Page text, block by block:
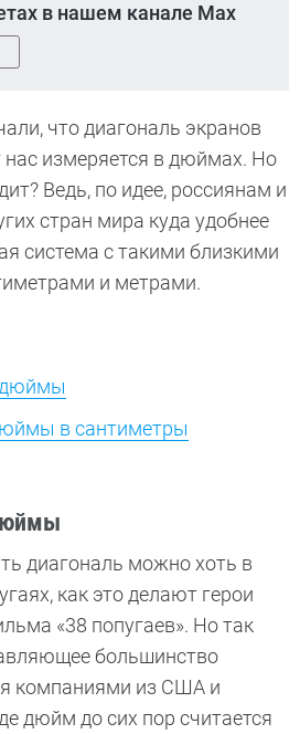
в нашем канале Max
что диагональ экранов
нас измеряется в дюймах. Но
Ведь, по идее, россиянам и
стран мира куда удобнее
система с такими близкими
и метрами.
в сантиметры
диагональ можно хоть в
как это делают герои
«38 попугаев». Но так
большинство
компаниями из США и
дюйм до сих пор считается